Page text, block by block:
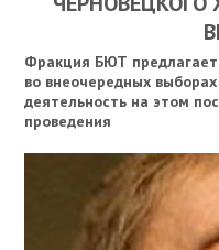
Фракция БЮТ
во внеочередных
деятельность на этом
проведения